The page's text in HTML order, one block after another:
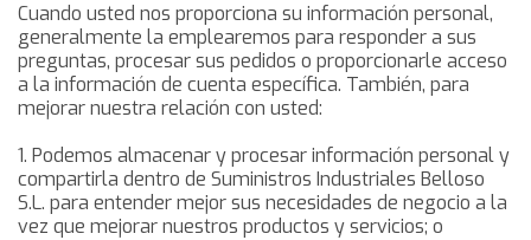
Cuando usted nos proporciona su información personal,
generalmente la emplearemos para responder a sus
preguntas, procesar sus pedidos o proporcionarle acceso
a la información de cuenta específica. También, para
mejorar nuestra relación con usted:
1. Podemos almacenar y procesar información personal y
compartirla dentro de Suministros Industriales Belloso
S.L. para entender mejor sus necesidades de negocio a la
vez que mejorar nuestros productos y servicios; o